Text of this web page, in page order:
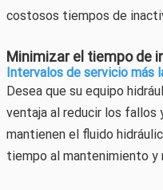
costosos tiempos de
Minimizar el tiempo de
Intervalos de servicio más
Desea que su equipo
ventaja al reducir los fallos
mantienen el fluido
tiempo al mantenimiento y